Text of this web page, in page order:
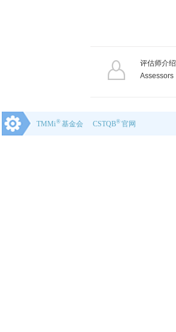
CSTQB
基金会
TMMi 官网
® ®
评估师介绍
Assessors